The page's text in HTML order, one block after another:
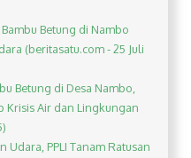
Betung di Nambo
(beritasatu.com - 25 Juli
Betung di Desa Nambo,
Krisis Air dan Lingkungan
Udara, PPLI Tanam Ratusan